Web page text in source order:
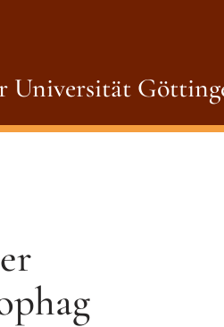
Universität